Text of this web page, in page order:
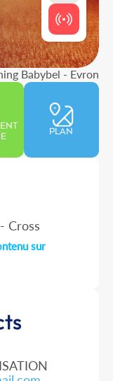
Babybel - Evron
PLAN
Cross
sur